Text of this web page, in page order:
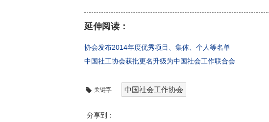
延伸阅读：
协会发布2014年度优秀项目、集体、个人等名单
中国社工协会获批更名升级为中国社会工作联合会
关键字 中国社会工作协会
分享到：